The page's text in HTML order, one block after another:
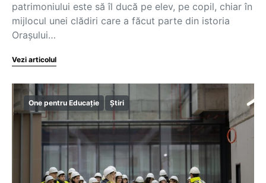
patrimoniului este să îl ducă pe elev, pe copil, chiar în
mijlocul unei clădiri care a făcut parte din istoria
Orașului…
Vezi articolul
One pentru Educație Știri